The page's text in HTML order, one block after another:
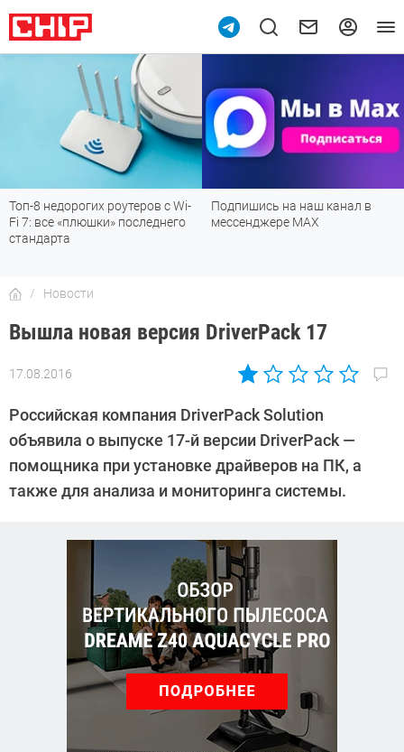
Подпишись на наш канал в
мессенджере МАХ
Рейтинг телевизоров 2026:
лучшие модели для гостиной,
Новости
Вышла новая версия DriverPack 17
17.08.2016
Автор:
Киреев
Российская компания DriverPack Solution
объявила о выпуске 17-й версии DriverPack —
помощника при установке драйверов на ПК, а
также для анализа и мониторинга системы.